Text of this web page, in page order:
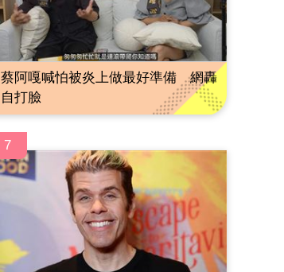
蔡阿嘎喊怕被炎上做最好準備 網轟
自打臉
7